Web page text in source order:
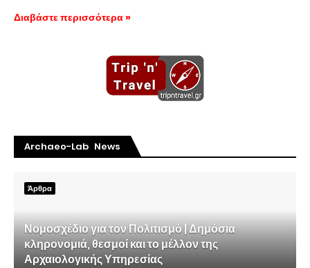
Διαβάστε περισσότερα »
Archaeo-Lab News
Άρθρα
Νομοσχέδιο για τον Πολιτισμό | Δημόσια
κληρονομιά, θεσμοί και το μέλλον της
Αρχαιολογικής Υπηρεσίας